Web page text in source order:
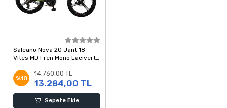
Salcano Nova 20 Jant 18
Vites MD Fren Mono Lacivert
%10
14.760,00 TL
13.284,00 TL
Sepete Ekle